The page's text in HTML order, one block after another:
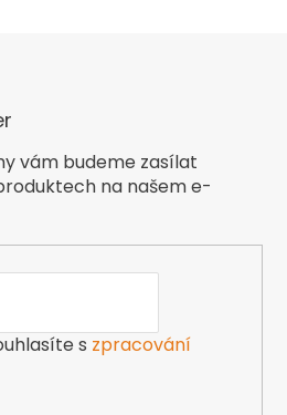
vám budeme zasílat
na našem e-
s zpracování